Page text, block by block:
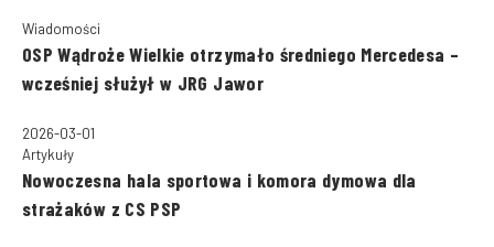
Wiadomości
OSP Wądroże Wielkie otrzymało średniego Mercedesa –
wcześniej służył w JRG Jawor
2026-03-01
Artykuły
Nowoczesna hala sportowa i komora dymowa dla
strażaków z CS PSP